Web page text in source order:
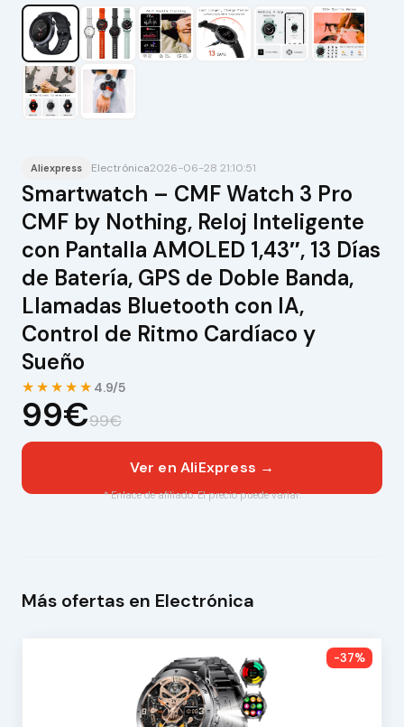
Aliexpress Electrónica2026-06-28 21:10:51
Smartwatch – CMF Watch 3 Pro
CMF by Nothing, Reloj Inteligente
con Pantalla AMOLED 1,43″, 13 Días
de Batería, GPS de Doble Banda,
Llamadas Bluetooth con IA,
Control de Ritmo Cardíaco y
Sueño
★★★★★ 4.9/5
99€99€
Ver en AliExpress →
* Enlace de afiliado. El precio puede variar.
Más ofertas en Electrónica
-37%